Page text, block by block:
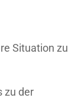
Situation zu
zu der